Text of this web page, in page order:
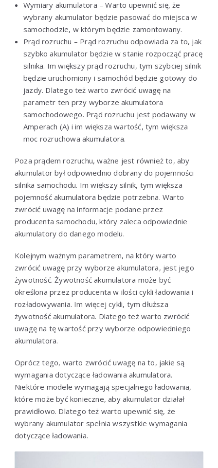
Wymiary akumulatora – Warto upewnić się, że
wybrany akumulator będzie pasować do miejsca w
samochodzie, w którym będzie zamontowany.
Prąd rozruchu – Prąd rozruchu odpowiada za to, jak
szybko akumulator będzie w stanie rozpocząć pracę
silnika. Im większy prąd rozruchu, tym szybciej silnik
będzie uruchomiony i samochód będzie gotowy do
jazdy. Dlatego też warto zwrócić uwagę na
parametr ten przy wyborze akumulatora
samochodowego. Prąd rozruchu jest podawany w
Amperach (A) i im większa wartość, tym większa
moc rozruchowa akumulatora.
Poza prądem rozruchu, ważne jest również to, aby
akumulator był odpowiednio dobrany do pojemności
silnika samochodu. Im większy silnik, tym większa
pojemność akumulatora będzie potrzebna. Warto
zwrócić uwagę na informacje podane przez
producenta samochodu, który zaleca odpowiednie
akumulatory do danego modelu.
Kolejnym ważnym parametrem, na który warto
zwrócić uwagę przy wyborze akumulatora, jest jego
żywotność. Żywotność akumulatora może być
określona przez producenta w ilości cykli ładowania i
rozładowywania. Im więcej cykli, tym dłuższa
żywotność akumulatora. Dlatego też warto zwrócić
uwagę na tę wartość przy wyborze odpowiedniego
akumulatora.
Oprócz tego, warto zwrócić uwagę na to, jakie są
wymagania dotyczące ładowania akumulatora.
Niektóre modele wymagają specjalnego ładowania,
które może być konieczne, aby akumulator działał
prawidłowo. Dlatego też warto upewnić się, że
wybrany akumulator spełnia wszystkie wymagania
dotyczące ładowania.